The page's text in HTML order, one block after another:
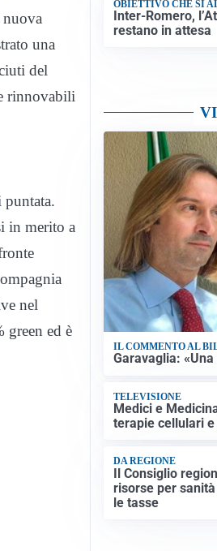
una
del
rinnovabili
in merito a
nel
green ed è
OBIETTIVO CHE SI
Inter-Romero,
restano in attesa
IL COMMENTO AL
Garavaglia:
TELEVISIONE
Medici e
terapie cellulari
DA REGIONE
Il Consiglio
risorse per
le tasse